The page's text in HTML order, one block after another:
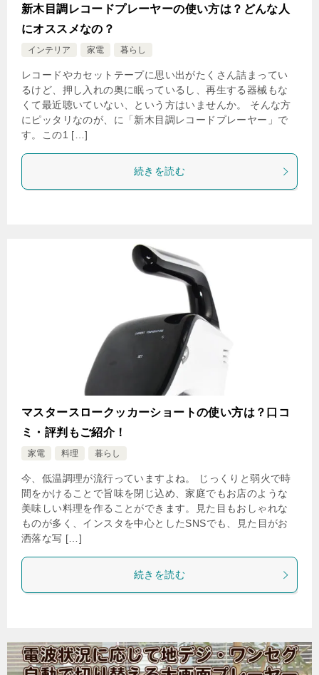
新木目調レコードプレーヤーの使い方は？どんな人
にオススメなの？
インテリア 家電 暮らし
レコードやカセットテープに思い出がたくさん詰まってい
るけど、押し入れの奥に眠っているし、再生する器械もな
くて最近聴いていない、という方はいませんか。 そんな方
にピッタリなのが、に「新木目調レコードプレーヤー」で
す。この1 […]
続きを読む
マスタースロークッカーショートの使い方は？口コ
ミ・評判もご紹介！
家電 料理 暮らし
今、低温調理が流行っていますよね。 じっくりと弱火で時
間をかけることで旨味を閉じ込め、家庭でもお店のような
美味しい料理を作ることができます。見た目もおしゃれな
ものが多く、インスタを中心としたSNSでも、見た目がお
洒落な写 […]
続きを読む